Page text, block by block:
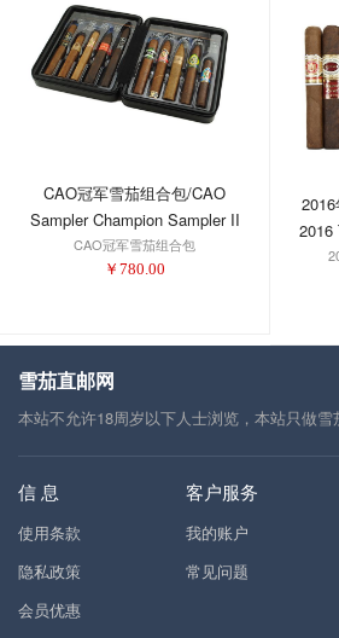
CAO冠军雪茄组合包/CAO
Sampler Champion Sampler II
CAO冠军雪茄组合包
￥ 780.00
2016
雪茄直邮网
本站不允许18周岁以下人士浏览，本站只做雪
信 息
使用条款
隐私政策
会员优惠
客户服务
我的账户
常见问题